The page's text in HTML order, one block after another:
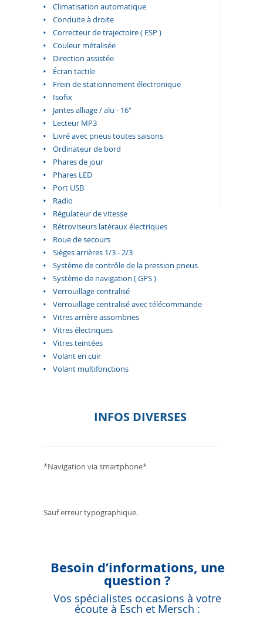
Climatisation automatique
Conduite à droite
Correcteur de trajectoire ( ESP )
Couleur métalisée
Direction assistée
Écran tactile
Frein de stationnement électronique
Isofix
Jantes alliage / alu - 16"
Lecteur MP3
Livré avec pneus toutes saisons
Ordinateur de bord
Phares de jour
Phares LED
Port USB
Radio
Régulateur de vitesse
Rétroviseurs latéraux électriques
Roue de secours
Sièges arrières 1/3 - 2/3
Système de contrôle de la pression pneus
Système de navigation ( GPS )
Verrouillage centralisé
Verrouillage centralisé avec télécommande
Vitres arrière assombries
Vitres électriques
Vitres teintées
Volant en cuir
Volant multifonctions
INFOS DIVERSES
*Navigation via smartphone*
Sauf erreur typographique.
Besoin d’informations, une
question ?
Vos spécialistes occasions à votre
écoute à Esch et Mersch :